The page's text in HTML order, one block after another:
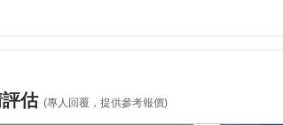
評估(專人回覆，提供參考報價)